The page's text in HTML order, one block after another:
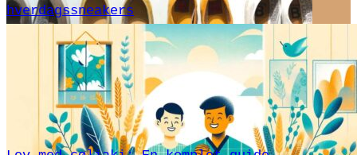
hverdagssneakers